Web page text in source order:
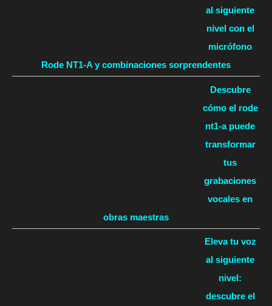
al siguiente
nivel con el
micrófono
Rode NT1-A y combinaciones sorprendentes
Descubre
cómo el rode
nt1-a puede
transformar
tus
grabaciones
vocales en
obras maestras
Eleva tu voz
al siguiente
nivel:
descubre el